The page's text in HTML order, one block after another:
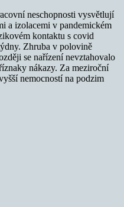
neschopnosti vysvětlují
a izolacemi v pandemickém
kontaktu s covid
Zhruba v polovině
se nařízení nevztahovalo
nákazy. Za meziroční
nemocností na podzim